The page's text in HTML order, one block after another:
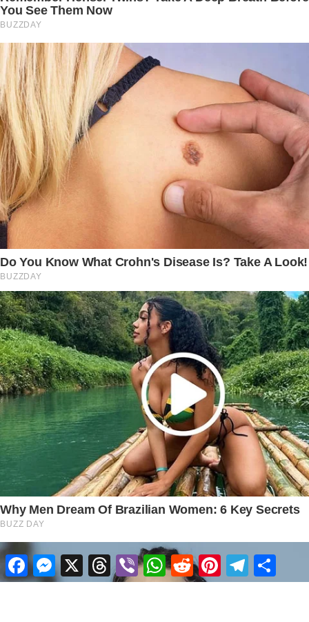
FacebookMessenger
X ThreadsViberWhatsApp
RedditPinterestTelegram